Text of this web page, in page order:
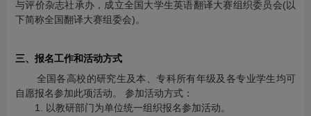
与评价杂志社承办，成立全国大学生英语翻译大赛组织委员会(以
下简称全国翻译大赛组委会)。
三、报名工作和活动方式
全国各高校的研究生及本、专科所有年级及各专业学生均可
自愿报名参加此项活动。 参加活动方式：
1. 以教研部门为单位统一组织报名参加活动。